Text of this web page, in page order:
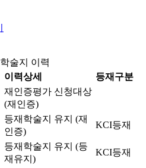
학술지 이력
이력상세 등재구분
재인증평가 신청대상
(재인증)
등재학술지 유지 (재
인증)
KCI등재
등재학술지 유지 (등
재유지)
KCI등재